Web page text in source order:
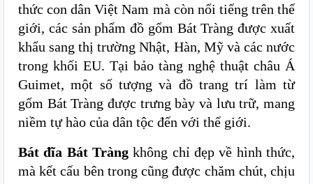
thức con dân Việt Nam mà còn nổi tiếng trên thế
giới, các sản phẩm đồ gốm Bát Tràng được xuất
khẩu sang thị trường Nhật, Hàn, Mỹ và các nước
trong khối EU. Tại bảo tàng nghệ thuật châu Á
Guimet, một số tượng và đồ trang trí làm từ
gốm Bát Tràng được trưng bày và lưu trữ, mang
niềm tự hào của dân tộc đến với thế giới.
Bát đĩa Bát Tràng không chỉ đẹp về hình thức,
mà kết cấu bên trong cũng được chăm chút, chịu